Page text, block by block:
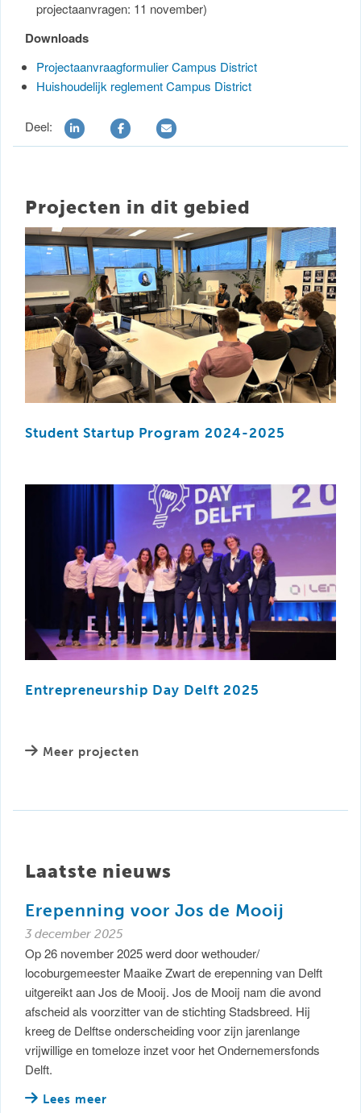
projectaanvragen: 11 november)
Downloads
Projectaanvraagformulier Campus District
Huishoudelijk reglement Campus District
Deel:
Projecten in dit gebied
Student Startup Program 2024-2025
Entrepreneurship Day Delft 2025
Meer projecten
Laatste nieuws
Erepenning voor Jos de Mooij
3 december 2025
Op 26 november 2025 werd door wethouder/
locoburgemeester Maaike Zwart de erepenning van Delft
uitgereikt aan Jos de Mooij. Jos de Mooij nam die avond
afscheid als voorzitter van de stichting Stadsbreed. Hij
kreeg de Delftse onderscheiding voor zijn jarenlange
vrijwillige en tomeloze inzet voor het Ondernemersfonds
Delft.
Lees meer